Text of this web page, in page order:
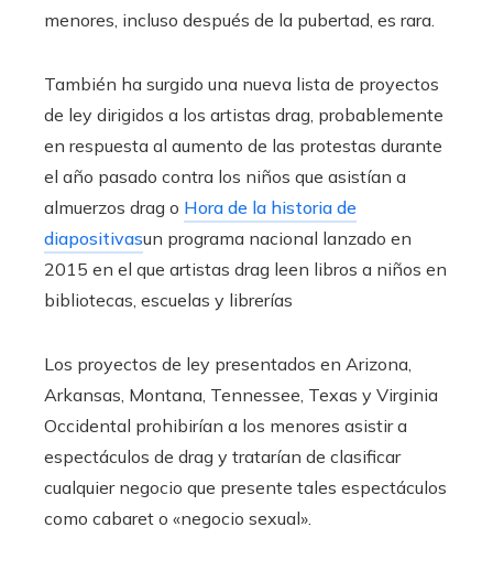
menores, incluso después de la pubertad, es rara.
También ha surgido una nueva lista de proyectos
de ley dirigidos a los artistas drag, probablemente
en respuesta al aumento de las protestas durante
el año pasado contra los niños que asistían a
almuerzos drag o Hora de la historia de
diapositivasun programa nacional lanzado en
2015 en el que artistas drag leen libros a niños en
bibliotecas, escuelas y librerías
Los proyectos de ley presentados en Arizona,
Arkansas, Montana, Tennessee, Texas y Virginia
Occidental prohibirían a los menores asistir a
espectáculos de drag y tratarían de clasificar
cualquier negocio que presente tales espectáculos
como cabaret o «negocio sexual».